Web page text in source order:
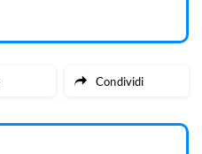
Condividi